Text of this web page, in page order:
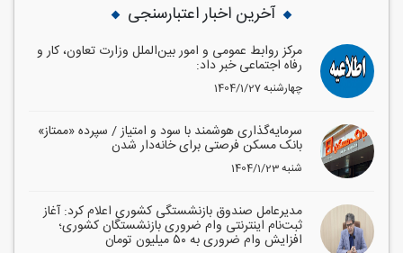
آخرین اخبار اعتبارسنجی
مرکز روابط عمومی و امور بین‌الملل وزارت تعاون، کار و
رفاه اجتماعی خبر داد:
1404/1/27 چهارشنبه
سرمایه‌گذاری هوشمند با سود و امتیاز / سپرده «ممتاز»
بانک مسکن فرصتی برای خانه‌دار شدن
1404/1/23 شنبه
مدیرعامل صندوق بازنشستگی کشوری اعلام کرد: آغاز
ثبت‌نام اینترنتی وام ضروری بازنشستگان کشوری؛
افزایش وام ضروری به ۵۰ میلیون تومان